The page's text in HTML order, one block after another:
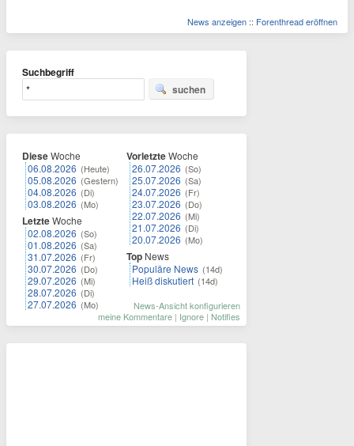
News anzeigen :: Forenthread eröffnen
Suchbegriff
suchen
DieseWoche
06.08.2026 (Heute)
05.08.2026 (Gestern)
04.08.2026 (Di)
03.08.2026 (Mo)
LetzteWoche
02.08.2026 (So)
01.08.2026 (Sa)
31.07.2026 (Fr)
30.07.2026 (Do)
29.07.2026 (Mi)
28.07.2026 (Di)
27.07.2026 (Mo)
VorletzteWoche
26.07.2026 (So)
25.07.2026 (Sa)
24.07.2026 (Fr)
23.07.2026 (Do)
22.07.2026 (Mi)
21.07.2026 (Di)
20.07.2026 (Mo)
Top News
Populäre News (14d)
Heiß diskutiert (14d)
News-Ansicht konfigurieren
meine Kommentare | Ignore | Notifies